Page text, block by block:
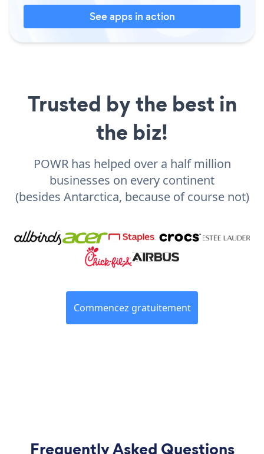
See apps in action
Trusted by the best in
the biz!
POWR has helped over a half million
businesses on every continent
(besides Antarctica, because of course not)
Commencez gratuitement
Frequently Asked Questions